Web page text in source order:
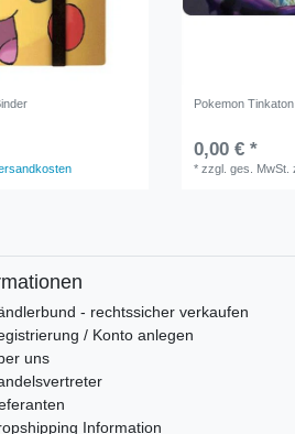
Pokemon
0,00 € *
*zzgl. ges. MwSt.
- rechtssicher verkaufen
/ Konto anlegen
uns
Information